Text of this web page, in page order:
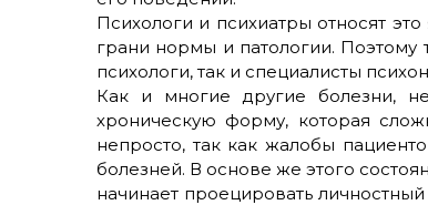
Психологи и психиатры относят
грани нормы и патологии. Поэтому
психологи, так и специалисты
Как и многие другие болезни,
хроническую форму, которая
непросто, так как жалобы
болезней. В основе же этого
начинает проецировать